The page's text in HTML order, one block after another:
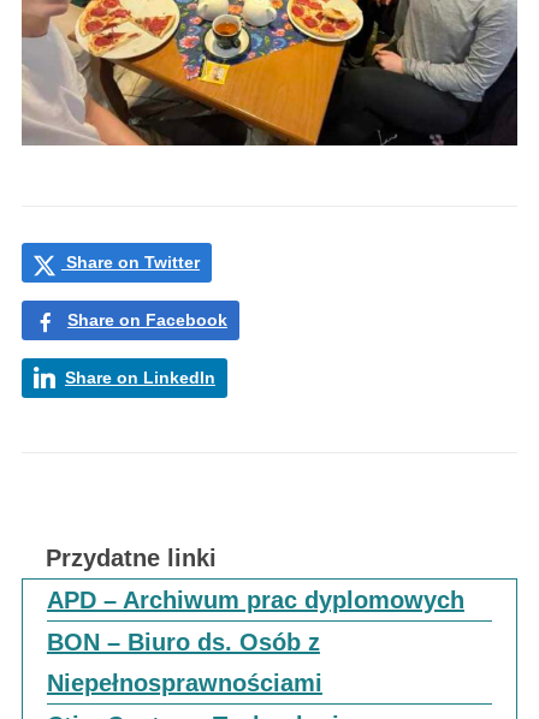
Share on Twitter
Share on Facebook
Share on LinkedIn
Przydatne linki
APD – Archiwum prac dyplomowych
BON – Biuro ds. Osób z
Niepełnosprawnościami